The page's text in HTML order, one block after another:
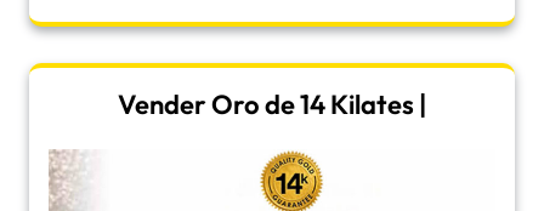
Vender Oro de 14 Kilates |